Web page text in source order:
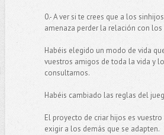
0.- A ver si te crees que a los
amenaza perder la relación con
Habéis elegido un modo de vida
vuestros amigos de toda la vida y
consultarnos.
Habéis cambiado las reglas del
El proyecto de criar hijos es
exigir a los demás que se adapten.